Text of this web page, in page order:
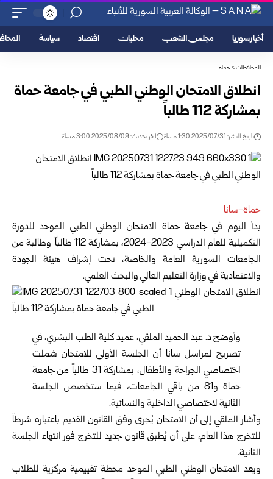
أخبار سوريا مجلس الشعب محليات اقتصاد سياسة
المحافظات>حماة
انطلاق الامتحان الوطني الطبي في جامعة حماة
بمشاركة 112 طالباً
تاريخ النشر: 2025/07/31 1:30 مساءً اخر تحديث: 2025/08/09 3:00 مساءً
حماة-سانا
بدأ اليوم في جامعة حماة الامتحان الوطني الطبي الموحد للدورة
التكميلية للعام الدراسي 2023-2024، بمشاركة 112 طالباً وطالبة من
الجامعات السورية العامة والخاصة، تحت إشراف هيئة الجودة
والاعتمادية في وزارة التعليم العالي والبحث العلمي.
وأوضح د. عبد الحميد الملقي، عميد كلية الطب البشري، في
تصريح لمراسل سانا أن الجلسة الأولى للامتحان شملت
اختصاصي الجراحة والأطفال، بمشاركة 31 طالباً من جامعة
حماة و81 من باقي الجامعات، فيما ستخصص الجلسة
الثانية لاختصاصي الداخلية والنسائية.
وأشار الملقي إلى أن الامتحان يُجرى وفق القانون القديم باعتباره شرطاً
للتخرج هذا العام، على أن يُطبق قانون جديد للتخرج فور انتهاء الجلسة
الثانية.
ويعد الامتحان الوطني الطبي الموحد محطة تقييمية مركزية للطلاب